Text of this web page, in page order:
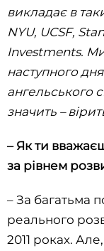
викладає в
NYU, UCSF,
Investments.
наступного
ангельського
значить –
– Як ти
за рівнем
– За багатьма
реального
2011 роках.